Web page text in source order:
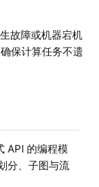
故障或机器宕机
保计算任务不遗
API 的编程模
分、子图与流